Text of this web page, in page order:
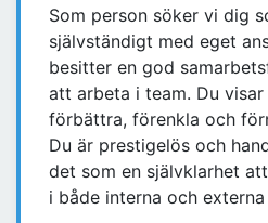
Som person söker vi dig
självständigt med eget
besitter en god
att arbeta i team. Du
förbättra, förenkla och
Du är prestigelös och
det som en självklarhet
i både interna och externa